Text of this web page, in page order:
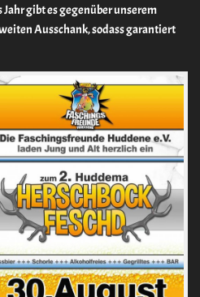
gibt es gegenüber unserem
Ausschank, sodass garantiert